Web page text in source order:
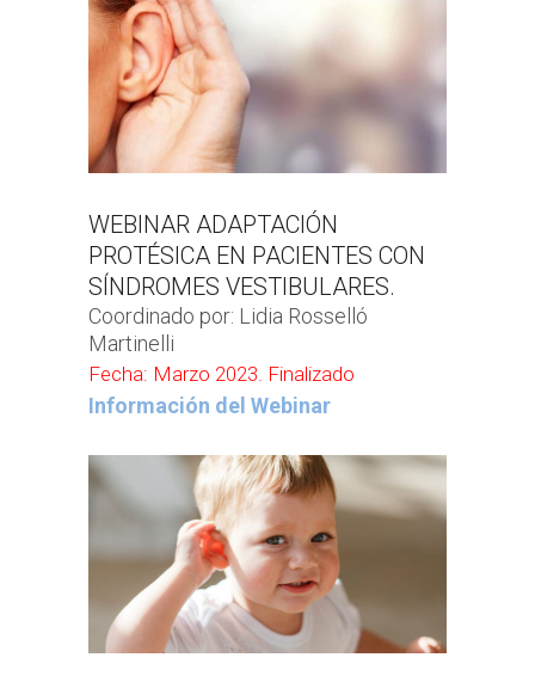
WEBINAR ADAPTACIÓN
PROTÉSICA EN PACIENTES CON
SÍNDROMES VESTIBULARES.
Coordinado por: Lidia Rosselló
Martinelli
Fecha: Marzo 2023. Finalizado
Información del Webinar